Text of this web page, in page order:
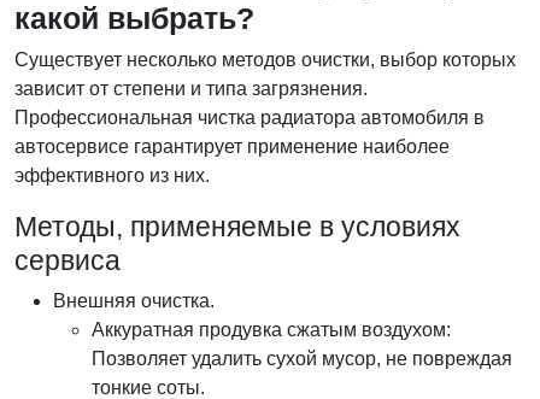
какой выбрать?
Существует несколько методов очистки, выбор которых
зависит от степени и типа загрязнения.
Профессиональная чистка радиатора автомобиля в
автосервисе гарантирует применение наиболее
эффективного из них.
Методы, применяемые в условиях
сервиса
Внешняя очистка.
Аккуратная продувка сжатым воздухом:
Позволяет удалить сухой мусор, не повреждая
тонкие соты.